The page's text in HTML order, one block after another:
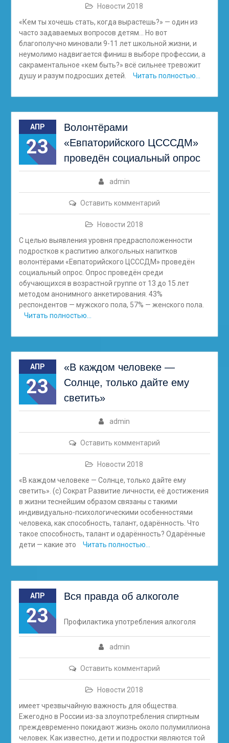
Новости 2018
«Кем ты хочешь стать, когда вырастешь?» — один из
часто задаваемых вопросов детям… Но вот
благополучно миновали 9-11 лет школьной жизни, и
неумолимо надвигается финиш в выборе профессии, а
сакраментальное «кем быть?» всё сильнее тревожит
душу и разум подросших детей.
Читать полностью…
АПР
23
Волонтёрами
«Евпаторийского ЦСССДМ»
проведён социальный опрос
admin
Оставить комментарий
Новости 2018
С целью выявления уровня предрасположенности
подростков к распитию алкогольных напитков
волонтёрами «Евпаторийского ЦСССДМ» проведён
социальный опрос. Опрос проведён среди
обучающихся в возрастной группе от 13 до 15 лет
методом анонимного анкетирования. 43%
респондентов — мужского пола, 57% — женского пола.
Читать полностью…
АПР
23
«В каждом человеке —
Солнце, только дайте ему
светить»
admin
Оставить комментарий
Новости 2018
«В каждом человеке — Солнце, только дайте ему
светить». (с) Сократ Развитие личности, её достижения
в жизни теснейшим образом связаны с такими
индивидуально-психологическими особенностями
человека, как способность, талант, одарённость. Что
такое способность, талант и одарённость? Одарённые
дети — какие это
Читать полностью…
АПР
23
Вся правда об алкоголе
admin
Оставить комментарий
Новости 2018
Профилактика употребления алкоголя
имеет чрезвычайную важность для общества.
Ежегодно в России из-за злоупотребления спиртным
преждевременно покидают жизнь около полумиллиона
человек. Как известно, дети и подростки являются той